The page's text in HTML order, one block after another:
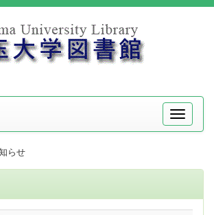
メ
ニ
らせ